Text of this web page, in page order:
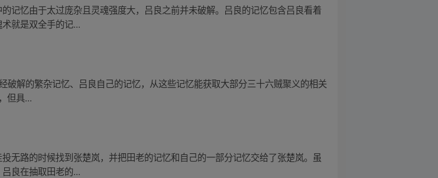
记忆由于太过庞杂且灵魂强度大，吕良之前并未破解。吕良的记忆包含吕良看着
就是双全手的记...
解的繁杂记忆、吕良自己的记忆，从这些记忆能获取大部分三十六贼聚义的相关
但具...
无路的时候找到张楚岚，并把田老的记忆和自己的一部分记忆交给了张楚岚。虽
良在抽取田老的...